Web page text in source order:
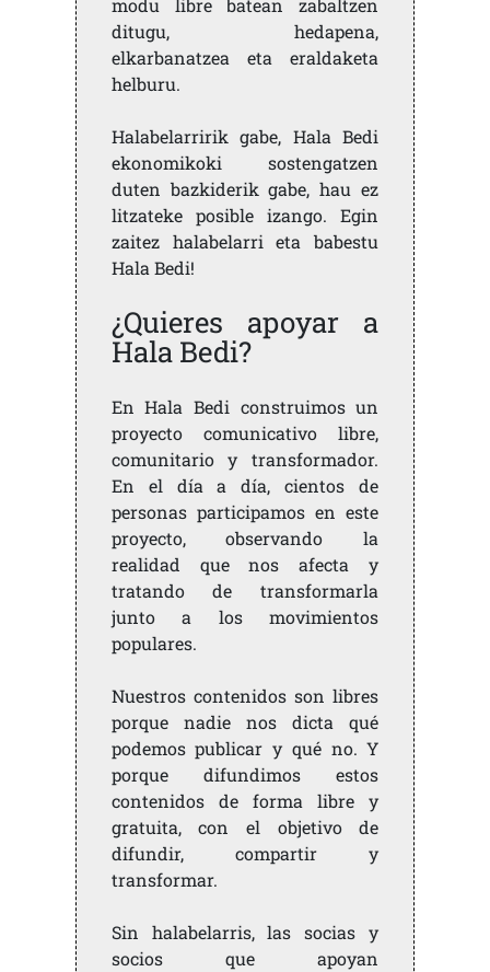
modu libre batean zabaltzen
ditugu, hedapena,
elkarbanatzea eta eraldaketa
helburu.
Halabelarririk gabe, Hala Bedi
ekonomikoki sostengatzen
duten bazkiderik gabe, hau ez
litzateke posible izango. Egin
zaitez halabelarri eta babestu
Hala Bedi!
¿Quieres apoyar a
Hala Bedi?
En Hala Bedi construimos un
proyecto comunicativo libre,
comunitario y transformador.
En el día a día, cientos de
personas participamos en este
proyecto, observando la
realidad que nos afecta y
tratando de transformarla
junto a los movimientos
populares.
Nuestros contenidos son libres
porque nadie nos dicta qué
podemos publicar y qué no. Y
porque difundimos estos
contenidos de forma libre y
gratuita, con el objetivo de
difundir, compartir y
transformar.
Sin halabelarris, las socias y
socios que apoyan